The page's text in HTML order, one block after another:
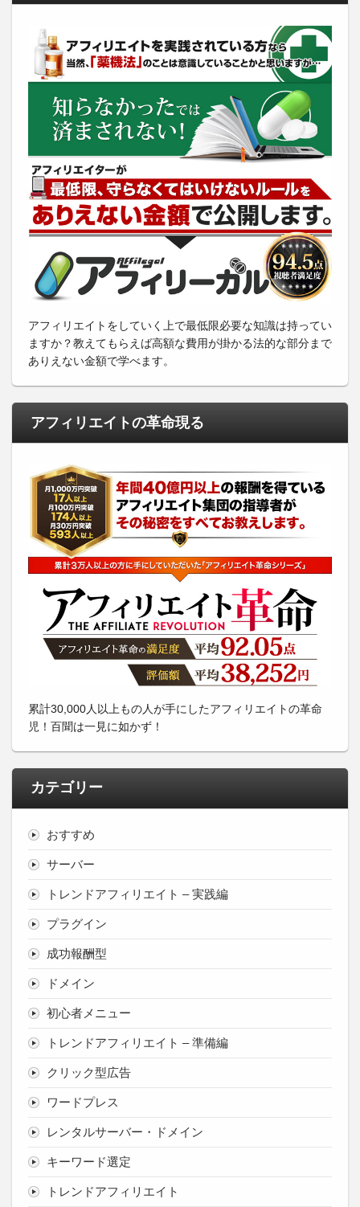
アフィリエイトをしていく上で最低限必要な知識は持ってい
ますか？教えてもらえば高額な費用が掛かる法的な部分まで
ありえない金額で学べます。
アフィリエイトの革命現る
累計30,000人以上もの人が手にしたアフィリエイトの革命
児！百聞は一見に如かず！
カテゴリー
おすすめ
サーバー
トレンドアフィリエイト – 実践編
プラグイン
成功報酬型
ドメイン
初心者メニュー
トレンドアフィリエイト – 準備編
クリック型広告
ワードプレス
レンタルサーバー・ドメイン
キーワード選定
トレンドアフィリエイト